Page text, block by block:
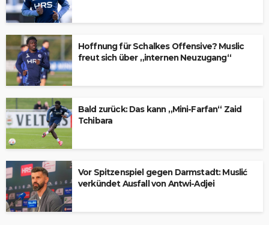
Hoffnung für Schalkes Offensive? Muslic
freut sich über „internen Neuzugang“
Bald zurück: Das kann „Mini-Farfan“ Zaid
Tchibara
Vor Spitzenspiel gegen Darmstadt: Muslić
verkündet Ausfall von Antwi-Adjei